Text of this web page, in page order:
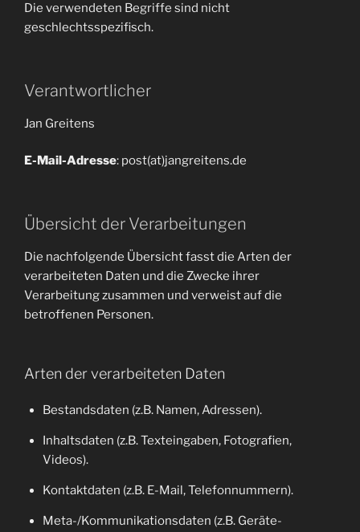
Die verwendeten Begriffe sind nicht
geschlechtsspezifisch.
Verantwortlicher
Jan Greitens
E-Mail-Adresse: post(at)jangreitens.de
Übersicht der Verarbeitungen
Die nachfolgende Übersicht fasst die Arten der
verarbeiteten Daten und die Zwecke ihrer
Verarbeitung zusammen und verweist auf die
betroffenen Personen.
Arten der verarbeiteten Daten
Bestandsdaten (z.B. Namen, Adressen).
Inhaltsdaten (z.B. Texteingaben, Fotografien,
Videos).
Kontaktdaten (z.B. E-Mail, Telefonnummern).
Meta-/Kommunikationsdaten (z.B. Geräte-